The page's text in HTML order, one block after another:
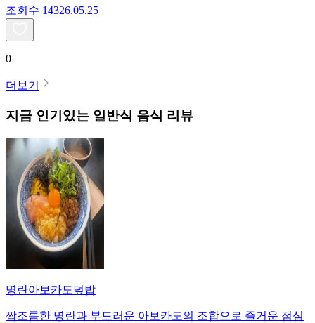
조회수 14326.05.25
0
더보기
지금 인기있는 일반식 음식 리뷰
명란아보카도덮밥
짭조름한 명란과 부드러운 아보카도의 조합으로 즐거운 점심